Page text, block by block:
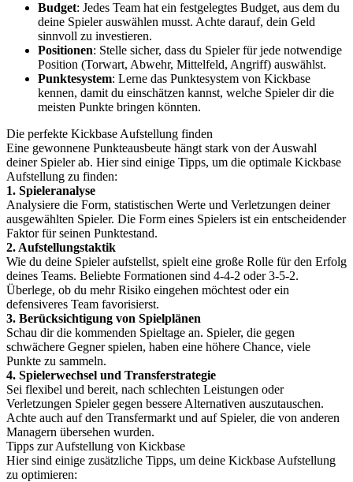
Budget: Jedes Team hat ein festgelegtes Budget, aus dem du
deine Spieler auswählen musst. Achte darauf, dein Geld
sinnvoll zu investieren.
Positionen: Stelle sicher, dass du Spieler für jede notwendige
Position (Torwart, Abwehr, Mittelfeld, Angriff) auswählst.
Punktesystem: Lerne das Punktesystem von Kickbase
kennen, damit du einschätzen kannst, welche Spieler dir die
meisten Punkte bringen könnten.
Die perfekte Kickbase Aufstellung finden
Eine gewonnene Punkteausbeute hängt stark von der Auswahl
deiner Spieler ab. Hier sind einige Tipps, um die optimale Kickbase
Aufstellung zu finden:
1. Spieleranalyse
Analysiere die Form, statistischen Werte und Verletzungen deiner
ausgewählten Spieler. Die Form eines Spielers ist ein entscheidender
Faktor für seinen Punktestand.
2. Aufstellungstaktik
Wie du deine Spieler aufstellst, spielt eine große Rolle für den Erfolg
deines Teams. Beliebte Formationen sind 4-4-2 oder 3-5-2.
Überlege, ob du mehr Risiko eingehen möchtest oder ein
defensiveres Team favorisierst.
3. Berücksichtigung von Spielplänen
Schau dir die kommenden Spieltage an. Spieler, die gegen
schwächere Gegner spielen, haben eine höhere Chance, viele
Punkte zu sammeln.
4. Spielerwechsel und Transferstrategie
Sei flexibel und bereit, nach schlechten Leistungen oder
Verletzungen Spieler gegen bessere Alternativen auszutauschen.
Achte auch auf den Transfermarkt und auf Spieler, die von anderen
Managern übersehen wurden.
Tipps zur Aufstellung von Kickbase
Hier sind einige zusätzliche Tipps, um deine Kickbase Aufstellung
zu optimieren: